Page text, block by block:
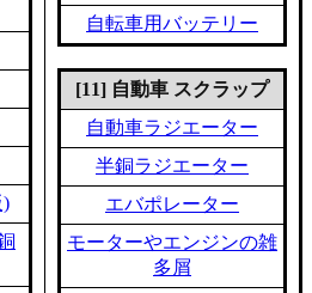
自転車用バッテリー
[11] 自動車 スクラップ
自動車ラジエーター
半銅ラジエーター
エバポレーター
モーターやエンジンの雑
多屑